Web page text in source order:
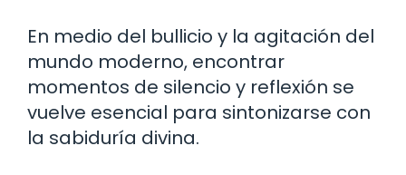
En medio del bullicio y la agitación del
mundo moderno, encontrar
momentos de silencio y reflexión se
vuelve esencial para sintonizarse con
la sabiduría divina.